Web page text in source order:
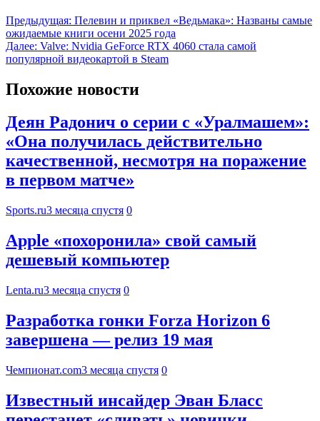
Предыдущая: Пелевин и приквел «Ведьмака»: Названы самые
ожидаемые книги осени 2025 года
Далее: Valve: Nvidia GeForce RTX 4060 стала самой
популярной видеокартой в Steam
Похожие новости
Деян Радонич о серии с «Уралмашем»:
«Она получилась действительно
качественной, несмотря на поражение
в первом матче»
Sports.ru3 месяца спустя 0
Apple «похоронила» свой самый
дешевый компьютер
Lenta.ru3 месяца спустя 0
Разработка гонки Forza Horizon 6
завершена — релиз 19 мая
Чемпионат.com3 месяца спустя 0
Известный инсайдер Эван Бласс